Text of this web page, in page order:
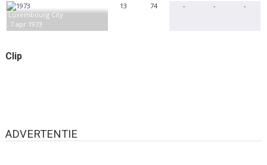
Luxembourg City
7 apr 1973
13 74 - - -
Clip
ADVERTENTIE